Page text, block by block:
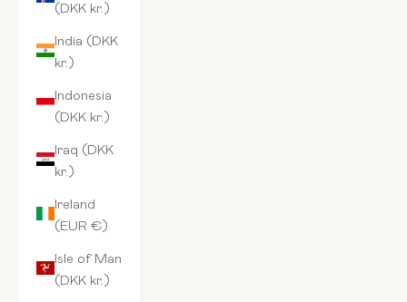
(DKK kr.)
India (DKK
kr.)
Indonesia
(DKK kr.)
Iraq (DKK
kr.)
Ireland
(EUR €)
Isle of Man
(DKK kr.)